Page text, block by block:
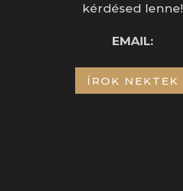
kérdésed lenne!
EMAIL:
ÍROK NEKTEK